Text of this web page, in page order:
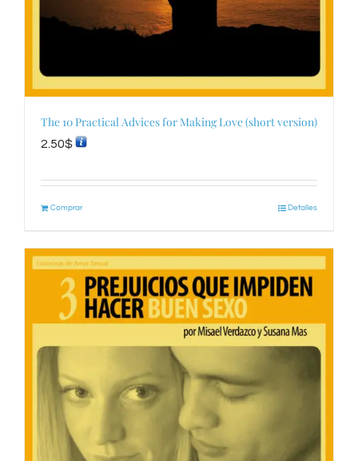
The 10 Practical Advices for Making Love (short version)
2.50$
Comprar Detalles